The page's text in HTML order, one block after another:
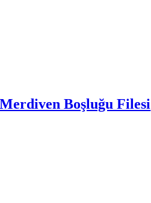
Merdiven Boşluğu Filesi